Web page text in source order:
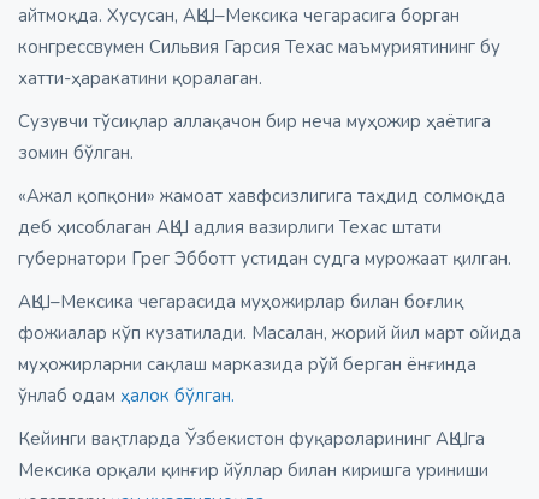
айтмоқда. Хусусан, АҚШ–Мексика чегарасига борган
конгрессвумен Сильвия Гарсия Техас маъмуриятининг бу
хатти-ҳаракатини қоралаган.
Сузувчи тўсиқлар аллақачон бир неча муҳожир ҳаётига
зомин бўлган.
«Ажал қопқони» жамоат хавфсизлигига таҳдид солмоқда
деб ҳисоблаган АҚШ адлия вазирлиги Техас штати
губернатори Грег Эбботт устидан судга мурожаат қилган.
АҚШ–Мексика чегарасида муҳожирлар билан боғлиқ
фожиалар кўп кузатилади. Масалан, жорий йил март ойида
муҳожирларни сақлаш марказида рўй берган ёнғинда
ўнлаб одам ҳалок бўлган.
Кейинги вақтларда Ўзбекистон фуқароларининг АҚШга
Мексика орқали қинғир йўллар билан киришга уриниши